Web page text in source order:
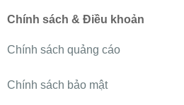
Chính sách & Điều khoản
Chính sách quảng cáo
Chính sách bảo mật